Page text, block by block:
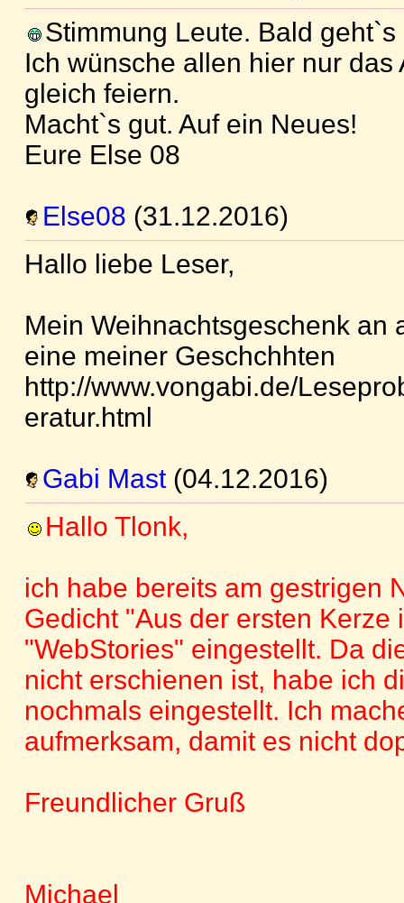
Stimmung Leute. Bald
Ich wünsche allen hier nur
gleich feiern.
Macht`s gut. Auf ein Neues!
Eure Else 08
Else08 (31.12.2016)
Hallo liebe Leser,
Mein Weihnachtsgeschenk an
eine meiner Geschchhten
http://www.vongabi.de/
eratur.html
Gabi Mast(04.12.2016)
Hallo Tlonk,
ich habe bereits am gestrigen
Gedicht "Aus der ersten Kerze
"WebStories" eingestellt. Da
nicht erschienen ist, habe ich
nochmals eingestellt. Ich
aufmerksam, damit es nicht
Freundlicher Gruß
Michael